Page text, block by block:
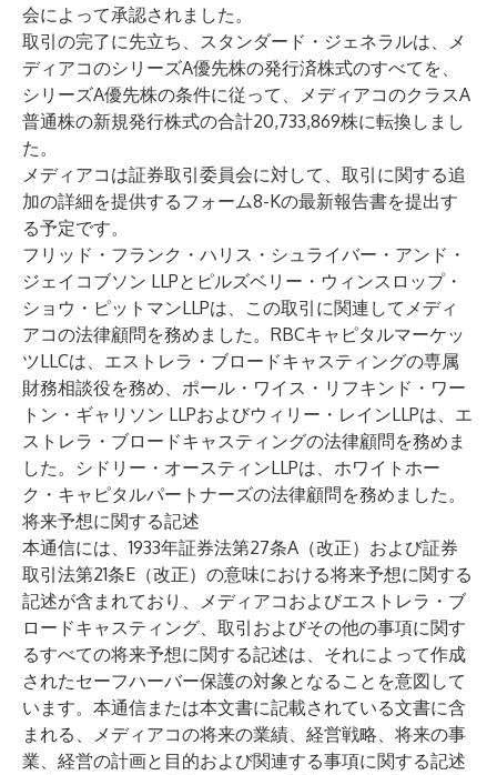
会によって承認されました。
取引の完了に先立ち、スタンダード・ジェネラルは、メ
ディアコのシリーズA優先株の発行済株式のすべてを、
シリーズA優先株の条件に従って、メディアコのクラスA
普通株の新規発行株式の合計20,733,869株に転換しまし
た。
メディアコは証券取引委員会に対して、取引に関する追
加の詳細を提供するフォーム8-Kの最新報告書を提出す
る予定です。
フリッド・フランク・ハリス・シュライバー・アンド・
ジェイコブソン LLPとピルズベリー・ウィンスロップ・
ショウ・ピットマンLLPは、この取引に関連してメディ
アコの法律顧問を務めました。RBCキャピタルマーケッ
ツLLCは、エストレラ・ブロードキャスティングの専属
財務相談役を務め、ポール・ワイス・リフキンド・ワー
トン・ギャリソン LLPおよびウィリー・レインLLPは、エ
ストレラ・ブロードキャスティングの法律顧問を務めま
した。シドリー・オースティンLLPは、ホワイトホー
ク・キャピタルパートナーズの法律顧問を務めました。
将来予想に関する記述
本通信には、1933年証券法第27条A（改正）および証券
取引法第21条E（改正）の意味における将来予想に関する
記述が含まれており、メディアコおよびエストレラ・ブ
ロードキャスティング、取引およびその他の事項に関す
るすべての将来予想に関する記述は、それによって作成
されたセーフハーバー保護の対象となることを意図して
います。本通信または本文書に記載されている文書に含
まれる、メディアコの将来の業績、経営戦略、将来の事
業、経営の計画と目的および関連する事項に関する記述